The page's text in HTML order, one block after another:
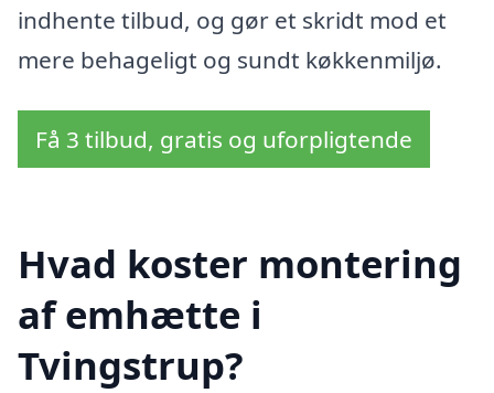
indhente tilbud, og gør et skridt mod et
mere behageligt og sundt køkkenmiljø.
Få 3 tilbud, gratis og uforpligtende
Hvad koster montering
af emhætte i
Tvingstrup?